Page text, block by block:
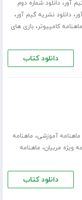
آور،دانلود شماره دوم
،دانلود نشریه گیم آور،
ماهنامه کامپیوتر،بازی های
دانلود کتاب
ماهنامه آموزشی، ماهنامه
ویژه مربیان، ماهنامه
دانلود کتاب